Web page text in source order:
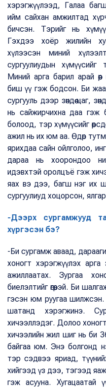
хэрэгжүүлээд, Галаа
ийм сайхан амжилтад
бичсэн. Тэрийг нь
Гэхдээ хоёр жилийн
хүлээсэн миний
сургуулиудын хүмүүсийг
Миний арга барил арай
биш үү гэж бодсон. Би
сургууль дээр зөндөө цаг,
нь сайжирчихна даа гэж
болоод, тэр хүмүүсийг
ажил нь их юм аа. Өдөр
ярихдаа сайн ойлголоо,
дараа нь хоорондоо
идэвхтэй оролцъё гэж
яах вэ дээ, багш нэг их
сургуулиуд хоцорсон,
-Дээрх сургамжууд
хүргэсэн бэ?
-Би сургамж аваад,
хоногт хэрэгжүүлэх арга
ажиллаатах. Зургаа
биелэлтийг өгөөрэй. Би
гэсэн юм руугаа шилжсэн.
шатанд хэрэгжинэ.
хичээллэдэг. Долоо
хичээлийн жил шиг нь би
байгаа юм. Энэ болгонд
тэр сэдвээ яриад,
хийгээд үз дээ, тэгээд
гэж асууна. Хугацаатай